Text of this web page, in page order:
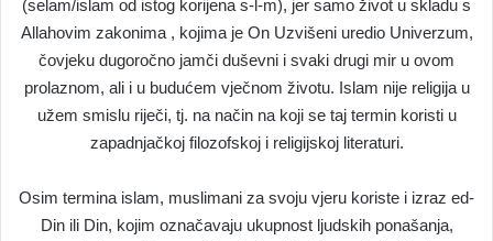
(selam/islam od istog korijena s-l-m), jer samo život u skladu s
Allahovim zakonima , kojima je On Uzvišeni uredio Univerzum,
čovjeku dugoročno jamči duševni i svaki drugi mir u ovom
prolaznom, ali i u budućem vječnom životu. Islam nije religija u
užem smislu riječi, tj. na način na koji se taj termin koristi u
zapadnjačkoj filozofskoj i religijskoj literaturi.
Osim termina islam, muslimani za svoju vjeru koriste i izraz ed-
Din ili Din, kojim označavaju ukupnost ljudskih ponašanja,